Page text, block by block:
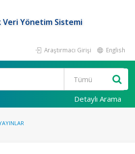
Veri Yönetim Sistemi
Araştırmacı Girişi English
Detaylı Arama